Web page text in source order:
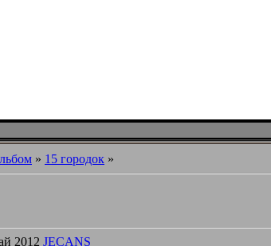
» 15 городок »
2012 JECANS